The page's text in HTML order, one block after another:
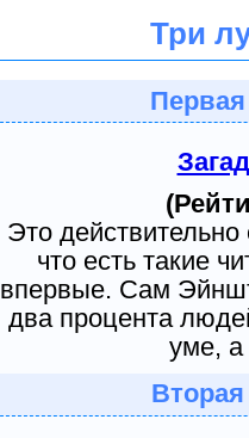
Три
Это
что есть такие
впервые. Сам
два процента
уме, а